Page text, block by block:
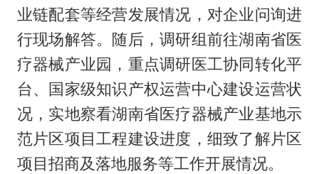
业链配套等经营发展情况，对企业问询进
行现场解答。随后，调研组前往湖南省医
疗器械产业园，重点调研医工协同转化平
台、国家级知识产权运营中心建设运营状
况，实地察看湖南省医疗器械产业基地示
范片区项目工程建设进度，细致了解片区
项目招商及落地服务等工作开展情况。